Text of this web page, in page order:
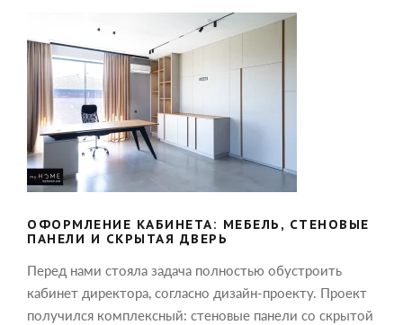
ОФОРМЛЕНИЕ КАБИНЕТА: МЕБЕЛЬ,
СТЕНОВЫЕ ПАНЕЛИ И СКРЫТАЯ
ОФОРМЛЕНИЕ КАБИНЕТА: МЕБЕЛЬ, СТЕНОВЫЕ
ПАНЕЛИ И СКРЫТАЯ ДВЕРЬ
Перед нами стояла задача полностью обустроить
кабинет директора, согласно дизайн-проекту. Проект
получился комплексный: стеновые панели со скрытой